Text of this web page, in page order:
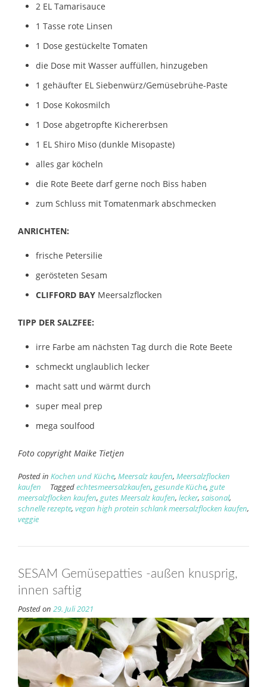
2 EL Tamarisauce
1 Tasse rote Linsen
1 Dose gestückelte Tomaten
die Dose mit Wasser auffüllen, hinzugeben
1 gehäufter EL Siebenwürz/Gemüsebrühe-Paste
1 Dose Kokosmilch
1 Dose abgetropfte Kichererbsen
1 EL Shiro Miso (dunkle Misopaste)
alles gar köcheln
die Rote Beete darf gerne noch Biss haben
zum Schluss mit Tomatenmark abschmecken
ANRICHTEN:
frische Petersilie
gerösteten Sesam
CLIFFORD BAY Meersalzflocken
TIPP DER SALZFEE:
irre Farbe am nächsten Tag durch die Rote Beete
schmeckt unglaublich lecker
macht satt und wärmt durch
super meal prep
mega soulfood
Foto copyright Maike Tietjen
Posted in Kochen und Küche, Meersalz kaufen, Meersalzflocken
kaufen
Taggedechtesmeersalzkaufen,gesunde Küche,gute
meersalzflocken kaufen,gutes Meersalz kaufen, lecker, saisonal,
schnelle rezepte, vegan high protein schlank meersalzflocken kaufen,
veggie
SESAM Gemüsepatties -außen knusprig,
innen saftig
Posted on 29. Juli 2021